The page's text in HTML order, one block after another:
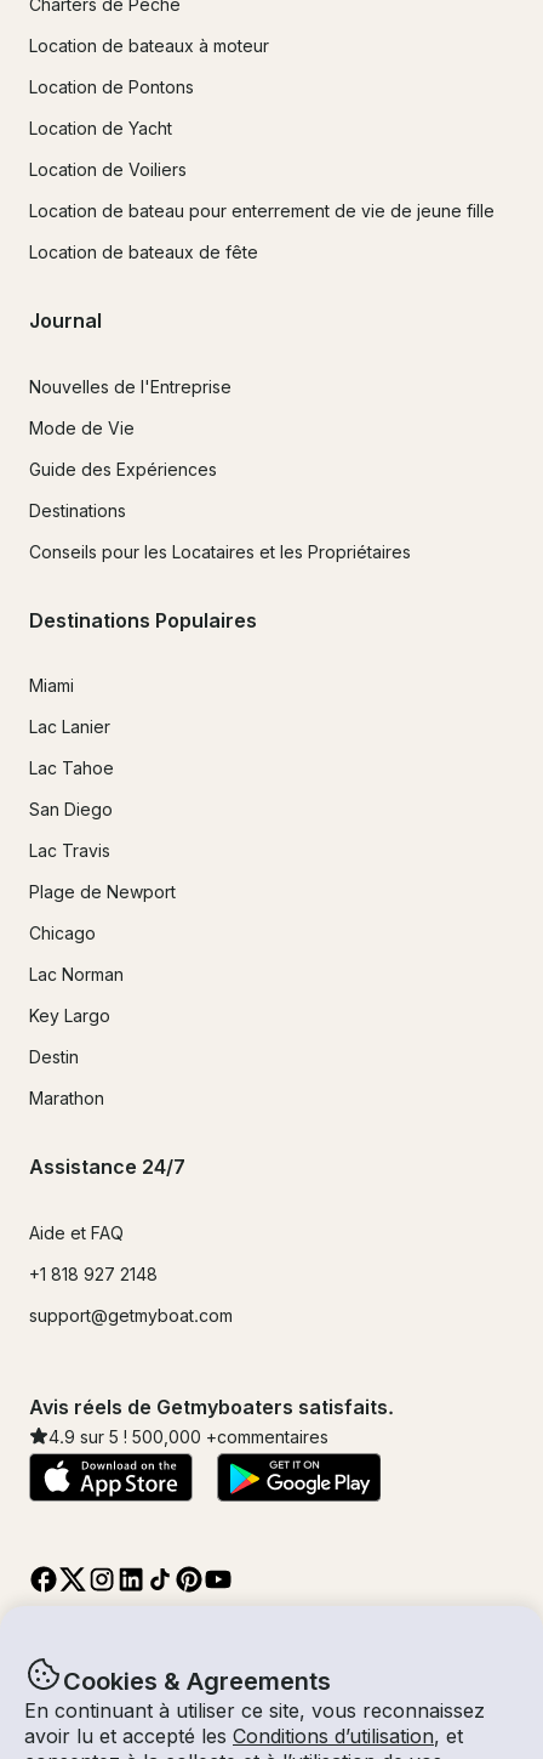
Cookies & Agreements
En continuant à utiliser ce site, vous reconnaissez
avoir lu et accepté les Conditions d’utilisation, et
Charters de Pêche
Location de bateaux à moteur
Location de Pontons
Location de Yacht
Location de Voiliers
Location de bateau pour enterrement de vie de jeune fille
Location de bateaux de fête
Journal
Nouvelles de l'Entreprise
Mode de Vie
Guide des Expériences
Destinations
Conseils pour les Locataires et les Propriétaires
Destinations Populaires
Miami
Lac Lanier
Lac Tahoe
San Diego
Lac Travis
Plage de Newport
Chicago
Lac Norman
Key Largo
Destin
Marathon
Assistance 24/7
Aide et FAQ
+1 818 927 2148
support@getmyboat.com
Avis réels de Getmyboaters satisfaits.
4.9 sur 5 ! 500,000 +commentaires
© Getmyboat 2026TermesConfidentialité